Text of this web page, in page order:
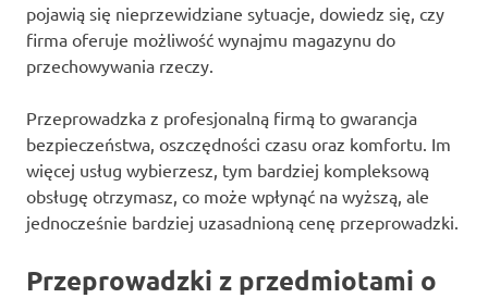
pojawią się nieprzewidziane sytuacje, dowiedz się, czy
firma oferuje możliwość wynajmu magazynu do
przechowywania rzeczy.
Przeprowadzka z profesjonalną firmą to gwarancja
bezpieczeństwa, oszczędności czasu oraz komfortu. Im
więcej usług wybierzesz, tym bardziej kompleksową
obsługę otrzymasz, co może wpłynąć na wyższą, ale
jednocześnie bardziej uzasadnioną cenę przeprowadzki.
Przeprowadzki z przedmiotami o